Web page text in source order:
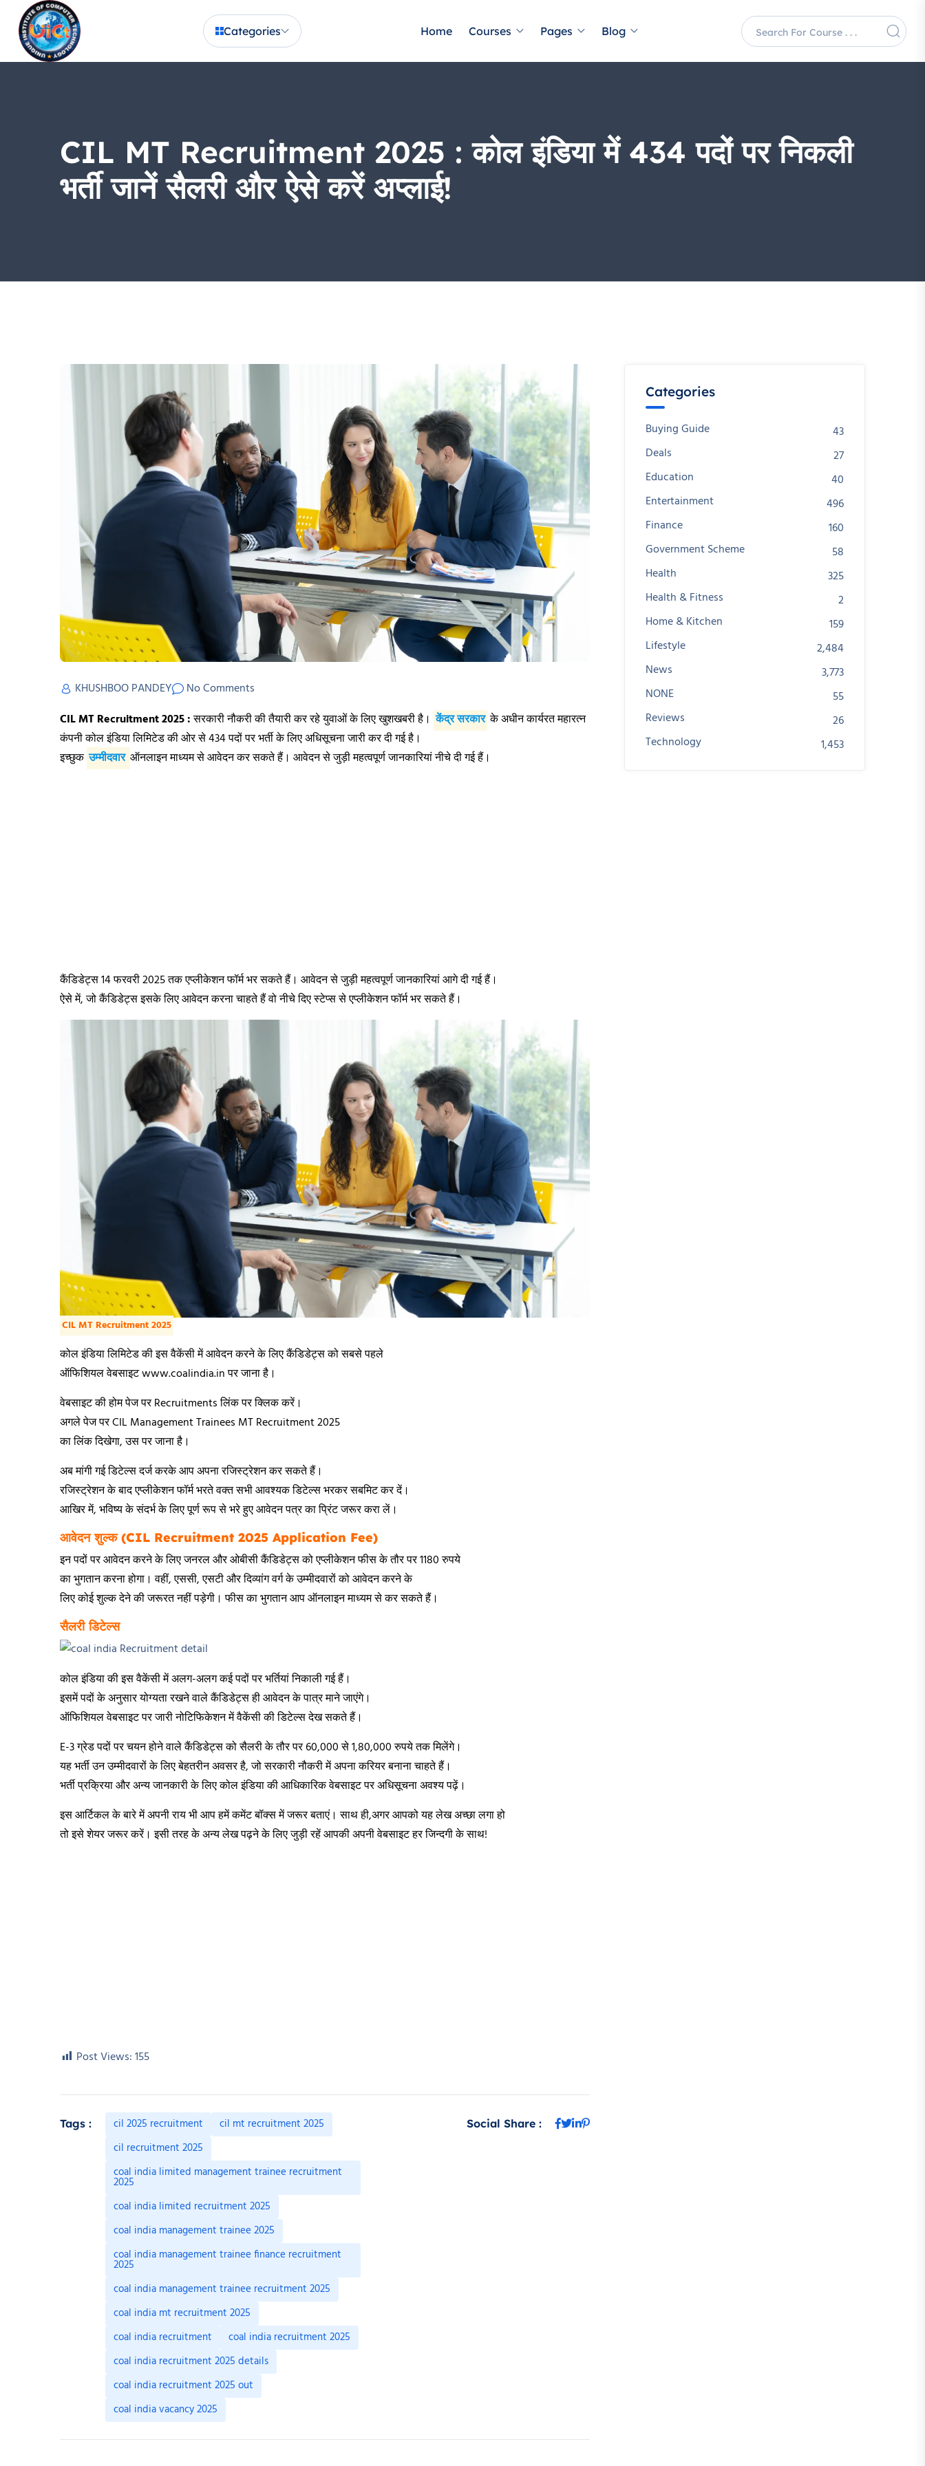
Categories Home Courses Pages Blog
CIL MT Recruitment 2025 : कोल इंडिया में 434 पदों पर निकली
भर्ती जानें सैलरी और ऐसे करें अप्लाई!
KHUSHBOO PANDEY
No Comments
CIL MT Recruitment 2025 :सरकारी नौकरी की तैयारी कर रहे युवाओं के लिए खुशखबरी है। केंद्र सरकार के अधीन कार्यरत महारत्न
कंपनी कोल इंडिया लिमिटेड की ओर से 434 पदों पर भर्ती के लिए अधिसूचना जारी कर दी गई है।
इच्छुक उम्मीदवार ऑनलाइन माध्यम से आवेदन कर सकते हैं। आवेदन से जुड़ी महत्वपूर्ण जानकारियां नीचे दी गई हैं।
कैंडिडेट्स 14 फरवरी 2025 तक एप्लीकेशन फॉर्म भर सकते हैं। आवेदन से जुड़ी महत्वपूर्ण जानकारियां आगे दी गई हैं।
ऐसे में, जो कैंडिडेट्स इसके लिए आवेदन करना चाहते हैं वो नीचे दिए स्टेप्स से एप्लीकेशन फॉर्म भर सकते हैं।
CIL MT Recruitment 2025
कोल इंडिया लिमिटेड की इस वैकेंसी में आवेदन करने के लिए कैंडिडेट्स को सबसे पहले
ऑफिशियल वेबसाइट www.coalindia.in पर जाना है।
वेबसाइट की होम पेज पर Recruitments लिंक पर क्लिक करें।
अगले पेज पर CIL Management Trainees MT Recruitment 2025
का लिंक दिखेगा, उस पर जाना है।
अब मांगी गई डिटेल्स दर्ज करके आप अपना रजिस्ट्रेशन कर सकते हैं।
रजिस्ट्रेशन के बाद एप्लीकेशन फॉर्म भरते वक्त सभी आवश्यक डिटेल्स भरकर सबमिट कर दें।
आखिर में, भविष्य के संदर्भ के लिए पूर्ण रूप से भरे हुए आवेदन पत्र का प्रिंट जरूर करा लें।
आवेदन शुल्क (CIL Recruitment 2025 Application Fee)
इन पदों पर आवेदन करने के लिए जनरल और ओबीसी कैंडिडेट्स को एप्लीकेशन फीस के तौर पर 1180 रुपये
का भुगतान करना होगा। वहीं, एससी, एसटी और दिव्यांग वर्ग के उम्मीदवारों को आवेदन करने के
लिए कोई शुल्क देने की जरूरत नहीं पड़ेगी। फीस का भुगतान आप ऑनलाइन माध्यम से कर सकते हैं।
सैलरी डिटेल्स
कोल इंडिया की इस वैकेंसी में अलग-अलग कई पदों पर भर्तियां निकाली गई हैं।
इसमें पदों के अनुसार योग्यता रखने वाले कैंडिडेट्स ही आवेदन के पात्र माने जाएंगे।
ऑफिशियल वेबसाइट पर जारी नोटिफिकेशन में वैकेंसी की डिटेल्स देख सकते हैं।
E-3 ग्रेड पदों पर चयन होने वाले कैंडिडेट्स को सैलरी के तौर पर 60,000 से 1,80,000 रुपये तक मिलेंगे।
यह भर्ती उन उम्मीदवारों के लिए बेहतरीन अवसर है, जो सरकारी नौकरी में अपना करियर बनाना चाहते हैं।
भर्ती प्रक्रिया और अन्य जानकारी के लिए कोल इंडिया की आधिकारिक वेबसाइट पर अधिसूचना अवश्य पढ़ें।
इस आर्टिकल के बारे में अपनी राय भी आप हमें कमेंट बॉक्स में जरूर बताएं। साथ ही,अगर आपको यह लेख अच्छा लगा हो
तो इसे शेयर जरूर करें। इसी तरह के अन्य लेख पढ़ने के लिए जुड़ी रहें आपकी अपनी वेबसाइट हर जिन्दगी के साथ!
Post Views:155
Tags : cil 2025 recruitment
cil mt recruitment 2025
cil recruitment 2025
coal india limited management trainee recruitment
2025
coal india limited recruitment 2025
coal india management trainee 2025
coal india management trainee finance recruitment
2025
coal india management trainee recruitment 2025
coal india mt recruitment 2025
coal india recruitment
coal india recruitment 2025
coal india recruitment 2025 details
coal india recruitment 2025 out
coal india vacancy 2025
Social Share :
Categories
Buying Guide
43
Deals
27
Education
40
Entertainment
496
Finance
160
Government Scheme
58
Health
325
Health & Fitness
2
Home & Kitchen
159
Lifestyle
2,484
News
3,773
NONE
55
Reviews
26
Technology
1,453